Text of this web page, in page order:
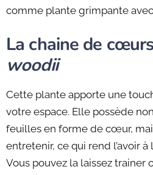
comme plante grimpante
La chaine de
woodii
Cette plante apporte une
votre espace. Elle possède
feuilles en forme de cœur,
entretenir, ce qui rend l’avoir
Vous pouvez la laissez trainer